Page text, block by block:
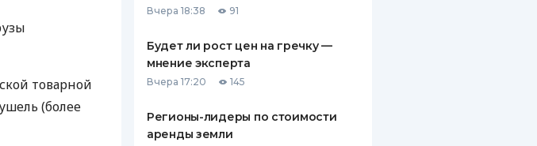
товарной
(более
Вчера 18:38 91
Будет ли рост цен на гречку —
мнение эксперта
Вчера 17:20 145
Регионы-лидеры по стоимости
аренды земли